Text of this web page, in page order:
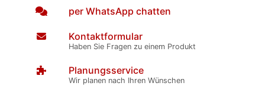
per WhatsApp chatten
Kontaktformular
Haben Sie Fragen zu einem Produkt
Planungsservice
Wir planen nach Ihren Wünschen